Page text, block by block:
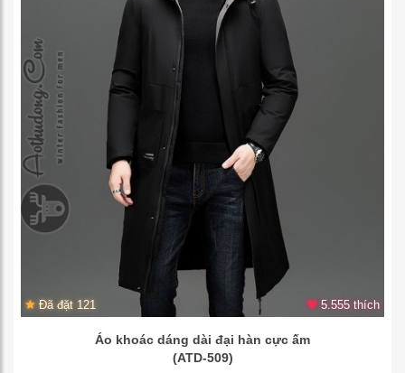
Đã đặt 121 5.555 thích
Áo khoác dáng dài đại hàn cực ấm
(ATD-509)